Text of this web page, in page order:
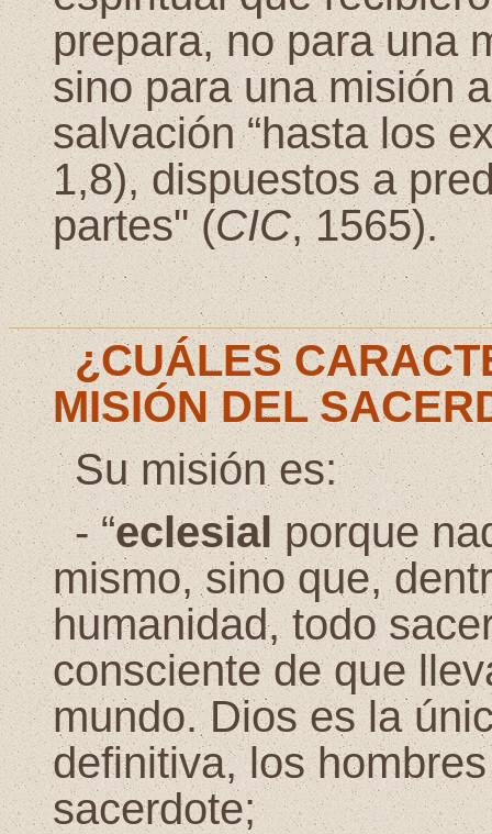
prepara, no para una
sino para una misión
salvación “hasta los
1,8), dispuestos a
partes" (CIC, 1565).
¿CUÁLES
MISIÓN DEL
Su misión es:
- “eclesial porque
mismo, sino que,
humanidad, todo
consciente de que
mundo. Dios es la
definitiva, los
sacerdote;